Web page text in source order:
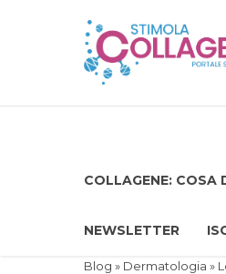
COLLAGENE: COSA
NEWSLETTER
Blog » Dermatologia »